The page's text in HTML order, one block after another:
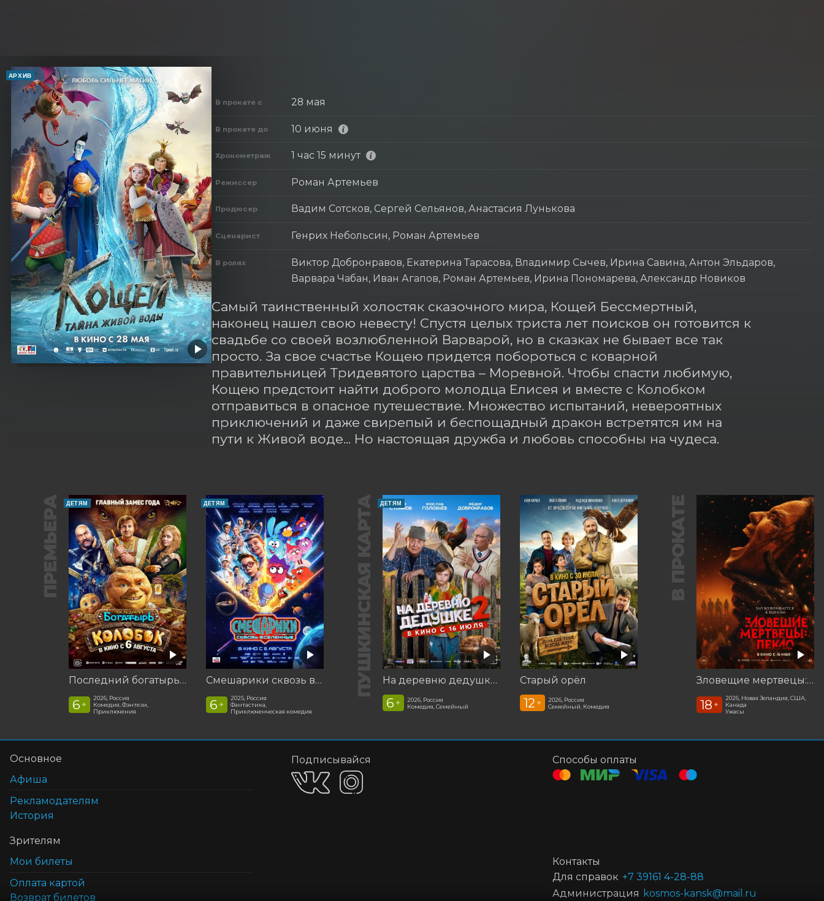
АРХИВ
В прокате с 28 мая
В прокате до 10 июня
Хронометраж 1 час 15 минут
Режиссер Роман Артемьев
Продюсер Вадим Сотсков, Сергей Сельянов, Анастасия Лунькова
Сценарист Генрих Небольсин, Роман Артемьев
В ролях
Виктор Добронравов, Екатерина Тарасова, Владимир Сычев, Ирина Савина, Антон Эльдаров,
Варвара Чабан, Иван Агапов, Роман Артемьев, Ирина Пономарева, Александр Новиков
Самый таинственный холостяк сказочного мира, Кощей Бессмертный,
наконец нашел свою невесту! Спустя целых триста лет поисков он готовится к
свадьбе со своей возлюбленной Варварой, но в сказках не бывает все так
просто. За свое счастье Кощею придется побороться с коварной
правительницей Тридевятого царства – Моревной. Чтобы спасти любимую,
Кощею предстоит найти доброго молодца Елисея и вместе с Колобком
отправиться в опасное путешествие. Множество испытаний, невероятных
приключений и даже свирепый и беспощадный дракон встретятся им на
пути к Живой воде... Но настоящая дружба и любовь способны на чудеса.
ПРЕМЬЕРА ДЕТЯМ
Последний богатырь. Колобок
6 +
2026, Россия
Комедия, Фэнтези,
Приключения
ДЕТЯМ
Смешарики сквозь вселенные
6 +
2025, Россия
Фантастика,
Приключенческая комедия
ПУШКИНСКАЯ КАРТА ДЕТЯМ
На деревню дедушке 2
6 +
2026, Россия
Комедия, Семейный
Старый орёл
12 +
2026, Россия
Семейный, Комедия
В ПРОКАТЕ
Зловещие мертвецы: Пекло
18 +
2026, Новая Зеландия, США,
Канада
Ужасы
Основное
Афиша
Рекламодателям
История
Зрителям
Мои билеты
Оплата картой
Возврат билетов
Подписывайся Способы оплаты
Контакты
Для справок +7 39161 4-28-88
Администрация kosmos-kansk@mail.ru